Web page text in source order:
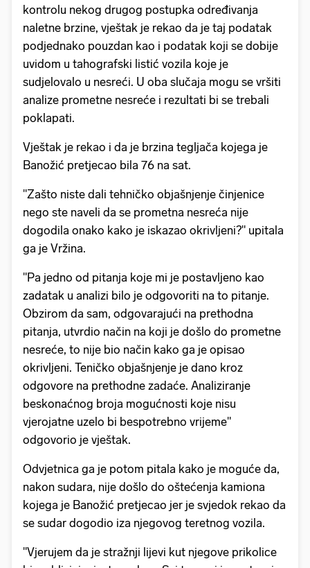
kontrolu nekog drugog postupka određivanja
naletne brzine, vještak je rekao da je taj podatak
podjednako pouzdan kao i podatak koji se dobije
uvidom u tahografski listić vozila koje je
sudjelovalo u nesreći. U oba slučaja mogu se vršiti
analize prometne nesreće i rezultati bi se trebali
poklapati.
Vještak je rekao i da je brzina tegljača kojega je
Banožić pretjecao bila 76 na sat.
"Zašto niste dali tehničko objašnjenje činjenice
nego ste naveli da se prometna nesreća nije
dogodila onako kako je iskazao okrivljeni?" upitala
ga je Vržina.
"Pa jedno od pitanja koje mi je postavljeno kao
zadatak u analizi bilo je odgovoriti na to pitanje.
Obzirom da sam, odgovarajući na prethodna
pitanja, utvrdio način na koji je došlo do prometne
nesreće, to nije bio način kako ga je opisao
okrivljeni. Teničko objašnjenje je dano kroz
odgovore na prethodne zadaće. Analiziranje
beskonaćnog broja mogućnosti koje nisu
vjerojatne uzelo bi bespotrebno vrijeme"
odgovorio je vještak.
Odvjetnica ga je potom pitala kako je moguće da,
nakon sudara, nije došlo do oštećenja kamiona
kojega je Banožić pretjecao jer je svjedok rekao da
se sudar dogodio iza njegovog teretnog vozila.
"Vjerujem da je stražnji lijevi kut njegove prikolice